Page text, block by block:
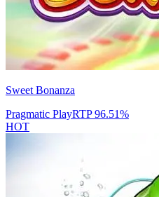
Sweet Bonanza
Pragmatic PlayRTP96.51%
HOT